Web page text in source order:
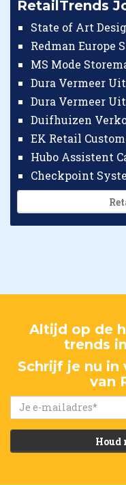
RetailTrends
State of Art
Redman Europe
MS Mode
Dura Vermeer
Dura Vermeer
Duifhuizen
EK Retail
Hubo Assistent
Altijd op de
trends
Schrijf je nu in
van
Houd